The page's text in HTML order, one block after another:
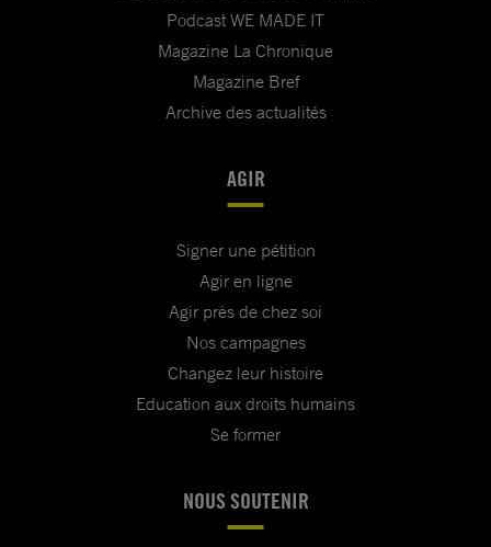
Podcast WE MADE IT
Magazine La Chronique
Magazine Bref
Archive des actualités
AGIR
Signer une pétition
Agir en ligne
Agir près de chez soi
Nos campagnes
Changez leur histoire
Education aux droits humains
Se former
NOUS SOUTENIR